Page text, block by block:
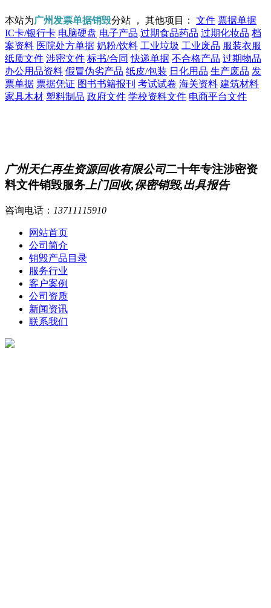
本站为广州发票单据销毁分站 ， 其他项目： 文件 票据单据
IC卡/银行卡 电脑硬盘 电子产品 过期食品药品 过期化妆品 档
案资料 医院处方单据 奶粉/饮料 工业垃圾 工业废品 服装衣服
纸质文件 涉密文件 标书/合同 快递单据 不合格产品 过期物品
办公用品资料 假冒伪劣产品 纸皮/包装 日化用品 生产废品 发
票单据 票据凭证 图书书籍报刊 考试试卷 海关资料 建筑材料
家具木材 塑料制品 政府文件 学校资料文件 电商平台文件
广州天仁再生资源回收有限公司二十年专注涉密资
料文件销毁服务 上门回收,保密销毁,出具报告
咨询电话： 13711115910
网站首页
公司简介
销毁产品目录
服务行业
客户案例
公司资质
新闻资讯
联系我们